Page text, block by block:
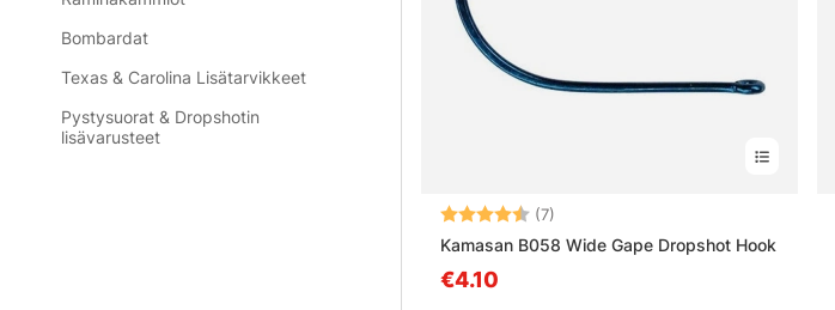
Bombardat
Texas & Carolina Lisätarvikkeet
Pystysuorat & Dropshotin
lisävarusteet
Arvio: (7)
Kamasan B058 Wide Gape Dropshot Hook
€4.10